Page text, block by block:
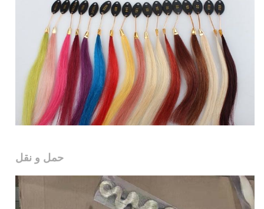
حمل و نقل